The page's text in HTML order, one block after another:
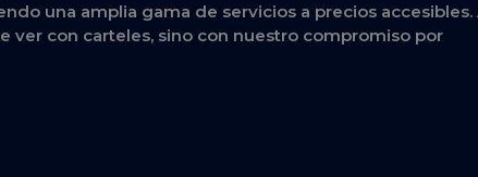
una amplia gama de servicios a precios
ver con carteles, sino con nuestro compromiso por